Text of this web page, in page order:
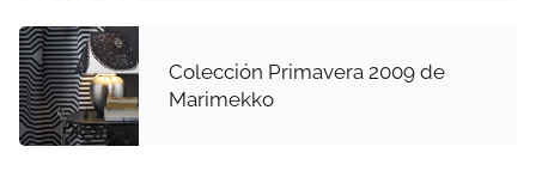
Colección Primavera 2009 de
Marimekko